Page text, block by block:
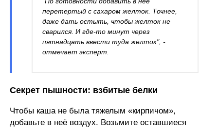
перетертый с сахаром желток. Точнее,
даже дать остыть, чтобы желток не
сварился. И где-то минут через
пятнадцать ввести туда желток", -
отмечает эксперт.
Секрет пышности: взбитые белки
Чтобы каша не была тяжелым «кирпичом»,
добавьте в неё воздух. Возьмите оставшиеся